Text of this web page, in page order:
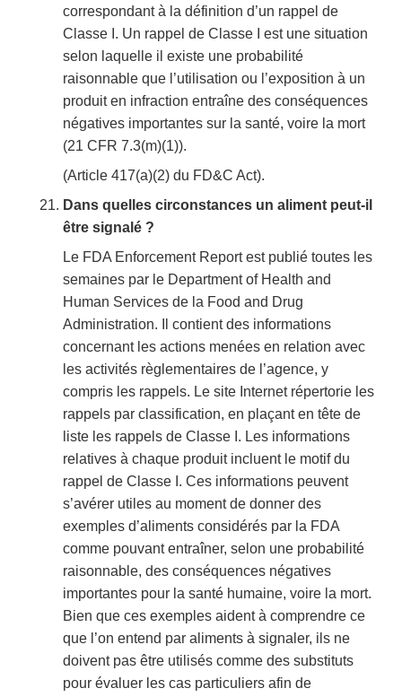
correspondant à la définition d’un rappel de
Classe I. Un rappel de Classe I est une situation
selon laquelle il existe une probabilité
raisonnable que l’utilisation ou l’exposition à un
produit en infraction entraîne des conséquences
négatives importantes sur la santé, voire la mort
(21 CFR 7.3(m)(1)).
(Article 417(a)(2) du FD&C Act).
Dans quelles circonstances un aliment peut-il
être signalé ?
Le FDA Enforcement Report est publié toutes les
semaines par le Department of Health and
Human Services de la Food and Drug
Administration. Il contient des informations
concernant les actions menées en relation avec
les activités règlementaires de l’agence, y
compris les rappels. Le site Internet répertorie les
rappels par classification, en plaçant en tête de
liste les rappels de Classe I. Les informations
relatives à chaque produit incluent le motif du
rappel de Classe I. Ces informations peuvent
s’avérer utiles au moment de donner des
exemples d’aliments considérés par la FDA
comme pouvant entraîner, selon une probabilité
raisonnable, des conséquences négatives
importantes pour la santé humaine, voire la mort.
Bien que ces exemples aident à comprendre ce
que l’on entend par aliments à signaler, ils ne
doivent pas être utilisés comme des substituts
pour évaluer les cas particuliers afin de